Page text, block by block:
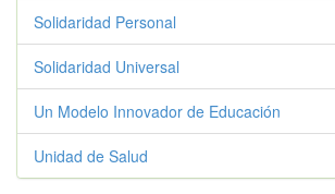
Solidaridad Personal
Solidaridad Universal
Un Modelo Innovador de Educación
Unidad de Salud